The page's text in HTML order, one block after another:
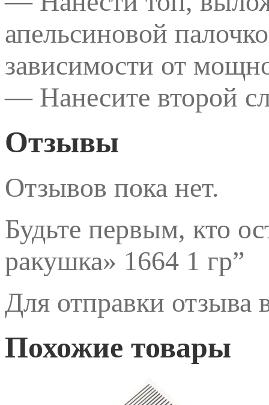
апельсиновой
зависимости от
— Нанесите второй
Отзывы
Отзывов пока нет.
Будьте первым, кто
ракушка» 1664 1 гр”
Для отправки отзыва
Похожие товары